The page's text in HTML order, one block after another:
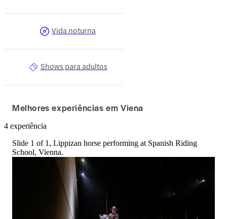
Vida noturna
Shows para adultos
Melhores experiências em Viena
4 experiência
Slide 1 of 1, Lippizan horse performing at Spanish Riding
School, Vienna.